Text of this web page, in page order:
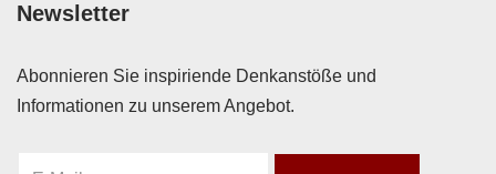
Newsletter
Abonnieren Sie inspiriende Denkanstöße und
Informationen zu unserem Angebot.